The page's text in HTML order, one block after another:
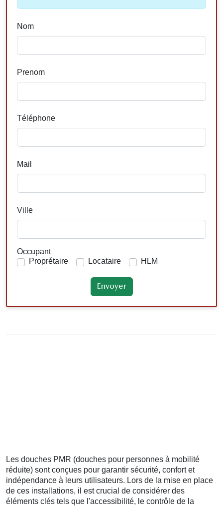
Nom
Prenom
Téléphone
Mail
Ville
Occupant
Proprétaire
Locataire HLM
Les douches PMR (douches pour personnes à mobilité
réduite) sont conçues pour garantir sécurité, confort et
indépendance à leurs utilisateurs. Lors de la mise en place
de ces installations, il est crucial de considérer des
éléments clés tels que l'accessibilité, le contrôle de la